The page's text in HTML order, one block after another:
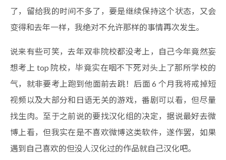
了，留给我的时间不多了，要是继续保持这个状态，又会
变得和去年一样，我绝对不允许那样的事情再次发生。
说来有些可笑，去年双非院校都没考上，自己今年竟然妄
想考上 top 院校，毕竟实在咽不下死对头上了那所学校的
气，就非要考上跑到他面前去跳！后面 6 个月我将戒掉短
视频以及大部分和日语无关的游戏，番剧可以看，但尽量
找生肉。至于之前说的要找汉化组的决定，据说最好去微
博上看，但我实在是不喜欢微博这类软件，遂作罢，如果
遇到自己喜欢的但没人汉化过的作品就自己汉化吧。